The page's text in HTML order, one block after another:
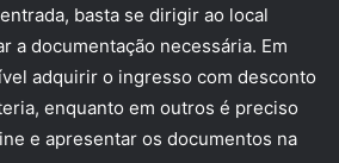
basta se dirigir ao local
a documentação necessária. Em
adquirir o ingresso com desconto
enquanto em outros é preciso
e apresentar os documentos na